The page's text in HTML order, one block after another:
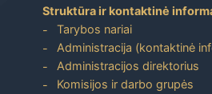
Struktūra ir kontaktinė
Tarybos nariai
Administracija (kontaktinė
Administracijos direktorius
Komisijos ir darbo grupės